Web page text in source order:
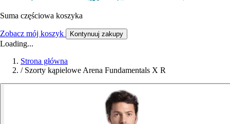
Suma częściowa koszyka
Zobacz mój koszyk Kontynuuj zakupy
Loading...
Strona główna
/ Szorty kąpielowe Arena Fundamentals X R